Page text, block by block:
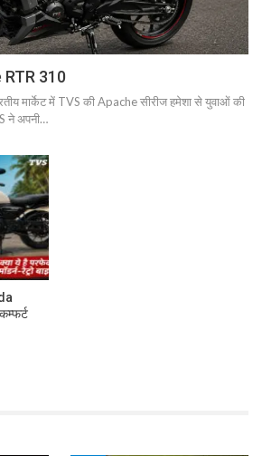
310
मार्केट में TVS की Apache सीरीज हमेशा से युवाओं की
ने अपनी…